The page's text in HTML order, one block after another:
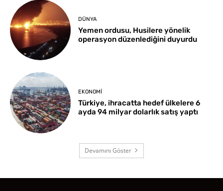
DÜNYA
Yemen ordusu, Husilere yönelik
operasyon düzenlediğini duyurdu
EKONOMI
Türkiye, ihracatta hedef ülkelere 6
ayda 94 milyar dolarlık satış yaptı
Devamını Göster